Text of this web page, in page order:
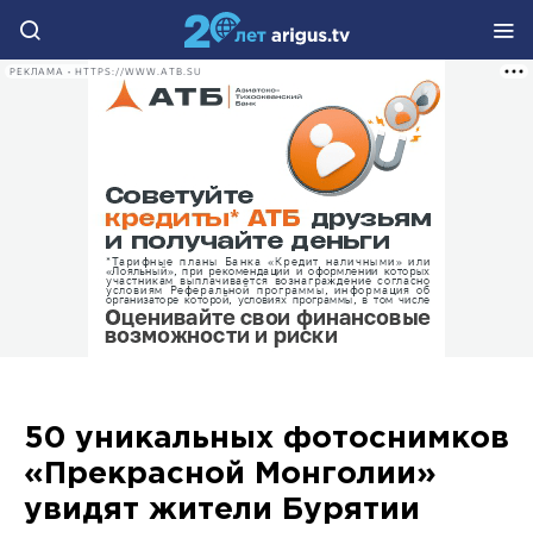
РЕКЛАМА • HTTPS://WWW.ATB.SU
50 уникальных фотоснимков
«Прекрасной Монголии»
увидят жители Бурятии